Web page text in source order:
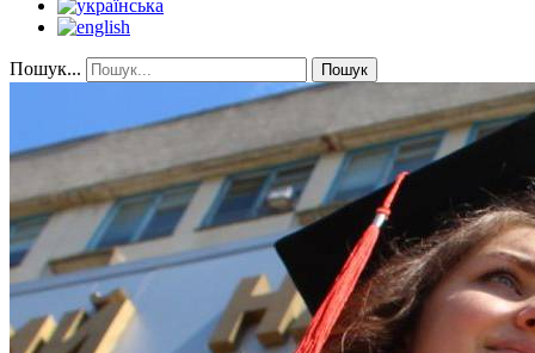
Пошук... Пошук